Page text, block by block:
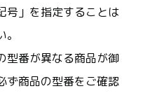
号」を指定することは
型番が異なる商品が御
ず商品の型番をご確認